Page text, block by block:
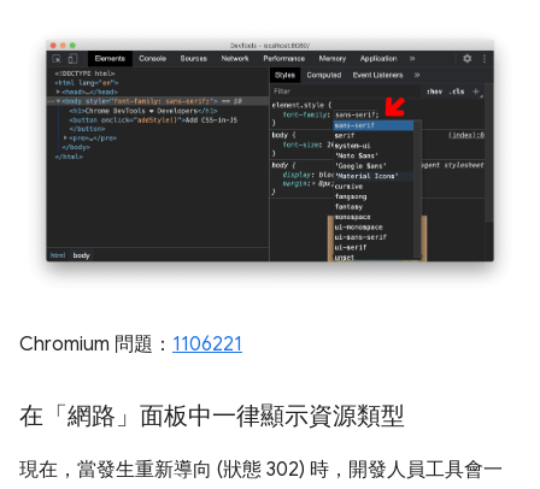
Chromium 問題： 1106221
在「網路」面板中一律顯示資源類型
現在，當發生重新導向 (狀態 302) 時，開發人員工具會一